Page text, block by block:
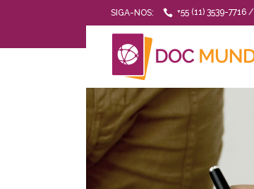
SIGA-NOS: +55 (11) 3539-7716 /